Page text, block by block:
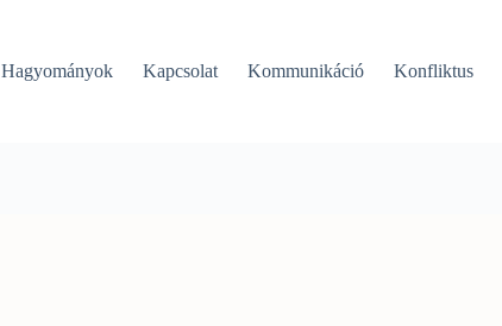
Hagyományok Kapcsolat Kommunikáció Konfliktus